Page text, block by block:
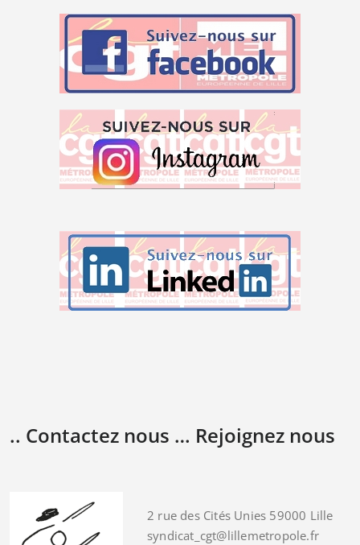
.. Contactez nous … Rejoignez nous
2 rue des Cités Unies 59000 Lille
syndicat_cgt@lillemetropole.fr